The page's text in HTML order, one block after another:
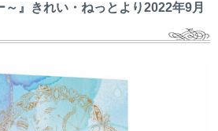
』きれい・ねっとより2022年9月